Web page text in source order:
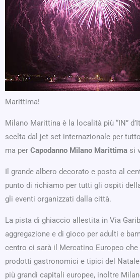
Marittima!
Milano Marittina è la località più “IN”
scelta dal jet set internazionale per
ma per Capodanno Milano Marittima si
Il grande albero decorato e posto al
punto di richiamo per tutti gli ospiti
gli eventi organizzati dalla città.
La pista di ghiaccio allestita in Via
aggregazione e di gioco per adulti e
centro ci sarà il Mercatino Europeo che
prodotti gastronomici e tipici del
più grandi capitali europee, inoltre